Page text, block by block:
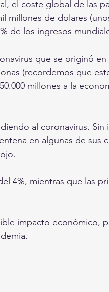
el coste global de las
millones de dolares
de los ingresos
que se originó
(recordemos que
millones a la
al coronavirus. Sin
en algunas de sus
4%, mientras que las
impacto económico,